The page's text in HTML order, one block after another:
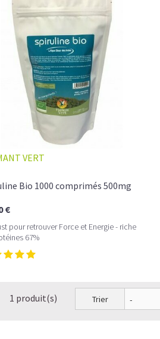
VERT
Bio 1000 comprimés 500mg
€
pour retrouver Force et Energie - riche
67%
1 produit(s) Trier